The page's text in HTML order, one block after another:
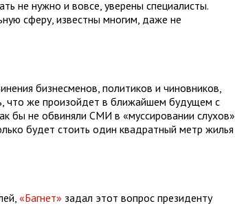
не нужно и вовсе, уверены специалисты.
сферу, известны многим, даже не
бизнесменов, политиков и чиновников,
что же произойдет в ближайшем будущем с
бы не обвиняли СМИ в «муссировании слухов»
будет стоить один квадратный метр жилья
«Багнет» задал этот вопрос президенту